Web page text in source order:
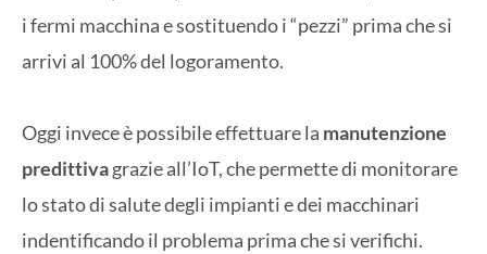
i fermi macchina e sostituendo i “pezzi” prima che si
arrivi al 100% del logoramento.
Oggi invece è possibile effettuare la manutenzione
predittivagrazie all’IoT, che permette di monitorare
lo stato di salute degli impianti e dei macchinari
indentificando il problema prima che si verifichi.